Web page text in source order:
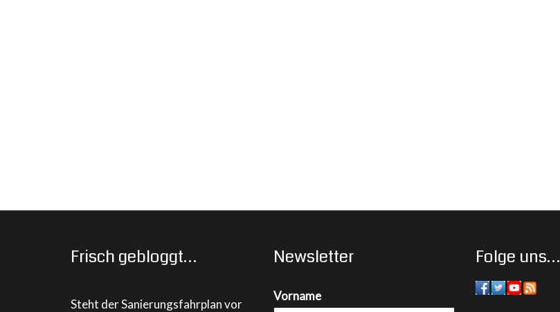
Frisch gebloggt…
Steht der Sanierungsfahrplan vor
Newsletter
Vorname
Folge uns…